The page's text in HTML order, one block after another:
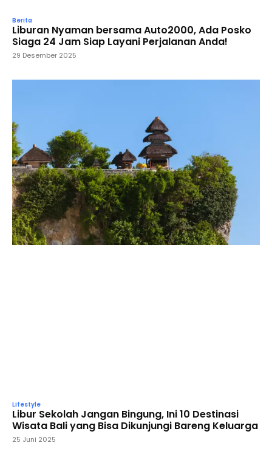
Berita
Liburan Nyaman bersama Auto2000, Ada Posko
Siaga 24 Jam Siap Layani Perjalanan Anda!
29 Desember 2025
Lifestyle
Libur Sekolah Jangan Bingung, Ini 10 Destinasi
Wisata Bali yang Bisa Dikunjungi Bareng Keluarga
25 Juni 2025